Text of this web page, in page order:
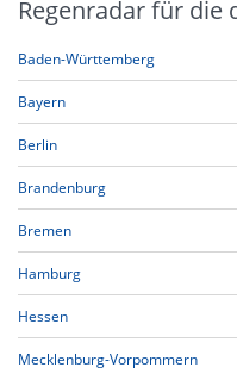
Regenradar für die
Baden-Württemberg
Bayern
Berlin
Brandenburg
Bremen
Hamburg
Hessen
Mecklenburg-Vorpommern